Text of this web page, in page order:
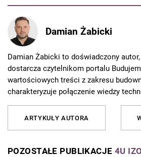
Damian Żabicki
Damian Żabicki to doświadczony
dostarcza czytelnikom portalu
wartościowych treści z zakresu
charakteryzuje połączenie wiedzy
podejściem, co czyni je niezwykle
profesjonalistów, jak i osób
ARTYKUŁY AUTORA
POZOSTAŁE PUBLIKACJE 4U